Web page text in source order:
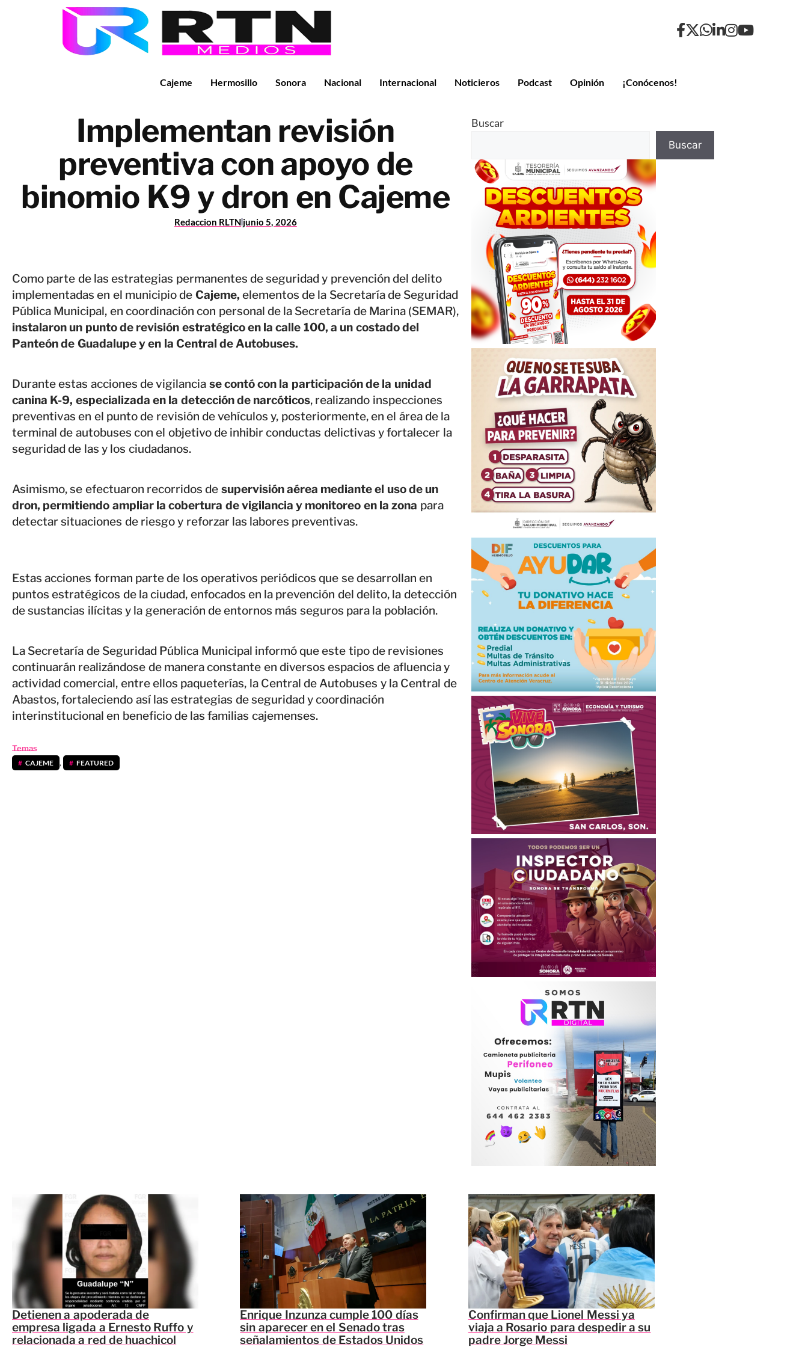
Cajeme Hermosillo Sonora Nacional Internacional Noticieros Podcast Opinión ¡Conócenos!
Implementan revisión
preventiva con apoyo de
binomio K9 y dron en Cajeme
Redaccion RLTN junio 5, 2026
Como parte de las estrategias permanentes de seguridad y prevención del delito
implementadas en el municipio de Cajeme, elementos de la Secretaría de Seguridad
Pública Municipal, en coordinación con personal de la Secretaría de Marina (SEMAR),
instalaron un punto de revisión estratégico en la calle 100, a un costado del
Panteón de Guadalupe y en la Central de Autobuses.
Durante estas acciones de vigilancia se contó con la participación de la unidad
canina K-9, especializada en la detección de narcóticos, realizando inspecciones
preventivas en el punto de revisión de vehículos y, posteriormente, en el área de la
terminal de autobuses con el objetivo de inhibir conductas delictivas y fortalecer la
seguridad de las y los ciudadanos.
Asimismo, se efectuaron recorridos de supervisión aérea mediante el uso de un
dron, permitiendo ampliar la cobertura de vigilancia y monitoreo en la zona para
detectar situaciones de riesgo y reforzar las labores preventivas.
Estas acciones forman parte de los operativos periódicos que se desarrollan en
puntos estratégicos de la ciudad, enfocados en la prevención del delito, la detección
de sustancias ilícitas y la generación de entornos más seguros para la población.
La Secretaría de Seguridad Pública Municipal informó que este tipo de revisiones
continuarán realizándose de manera constante en diversos espacios de afluencia y
actividad comercial, entre ellos paqueterías, la Central de Autobuses y la Central de
Abastos, fortaleciendo así las estrategias de seguridad y coordinación
interinstitucional en beneficio de las familias cajemenses.
Temas
CAJEME , FEATURED
Buscar
Buscar
Detienen a apoderada de
empresa ligada a Ernesto Ruffo y
relacionada a red de huachicol
Enrique Inzunza cumple 100 días
sin aparecer en el Senado tras
señalamientos de Estados Unidos
Confirman que Lionel Messi ya
viaja a Rosario para despedir a su
padre Jorge Messi